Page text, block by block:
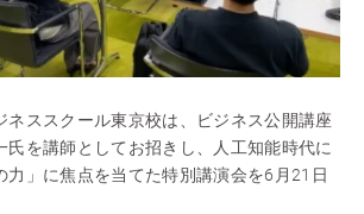
ネススクール東京校は、ビジネス公開講座
氏を講師としてお招きし、人工知能時代に
力」に焦点を当てた特別講演会を6月21日